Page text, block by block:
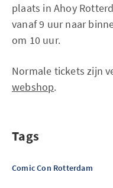
plaats in Ahoy
vanaf 9 uur naar
om 10 uur.
Normale tickets zijn
webshop.
Tags
Comic Con Rotterdam